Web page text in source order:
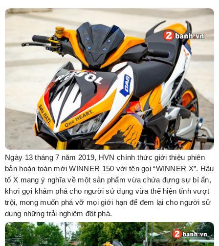
Ngày 13 tháng 7 năm 2019, HVN chính thức giới thiệu phiên
bản hoàn toàn mới WINNER 150 với tên gọi “WINNER X”. Hậu
tố X mang ý nghĩa về một sản phẩm vừa chứa đựng sự bí ẩn,
khơi gợi khám phá cho người sử dụng vừa thể hiện tính vượt
trội, mong muốn phá vỡ mọi giới hạn để đem lại cho người sử
dụng những trải nghiệm đột phá.